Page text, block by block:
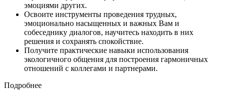
эмоциями других.
Освоите инструменты проведения трудных,
эмоционально насыщенных и важных Вам и
собеседнику диалогов, научитесь находить в них
решения и сохранять спокойствие.
Получите практические навыки использования
экологичного общения для построения гармоничных
отношений с коллегами и партнерами.
Подробнее